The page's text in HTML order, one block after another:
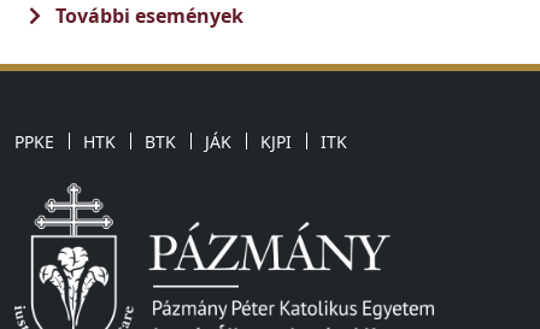
További események
PPKE HTK BTK JÁK KJPI ITK